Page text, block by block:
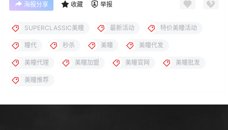
海报分享 收藏 举报
SUPERCLASSIC美瞳 最新活动 特价美瞳活动
瞳代 秒杀 美瞳 美瞳代发
美瞳代理 美瞳加盟 美瞳官网 美瞳批发
美瞳推荐